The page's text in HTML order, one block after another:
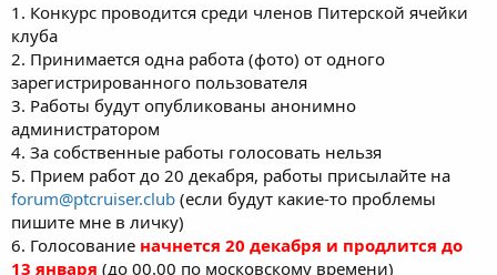
1. Конкурс проводится среди членов Питерской ячейки
клуба
2. Принимается одна работа (фото) от одного
зарегистрированного пользователя
3. Работы будут опубликованы анонимно
администратором
4. За собственные работы голосовать нельзя
5. Прием работ до 20 декабря, работы присылайте на
forum@ptcruiser.club (если будут какие-то проблемы
пишите мне в личку)
6. Голосование начнется 20 декабря и продлится до
13 января (до 00.00 по московскому времени)